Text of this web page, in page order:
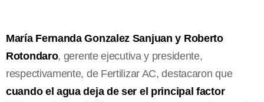
María Fernanda Gonzalez Sanjuan y Roberto
Rotondaro, gerente ejecutiva y presidente,
respectivamente, de Fertilizar AC, destacaron que
cuando el agua deja de ser el principal factor